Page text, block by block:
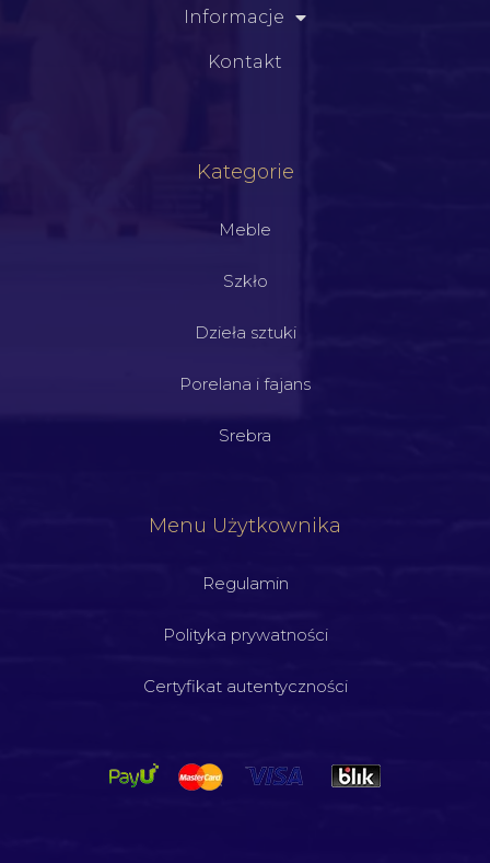
Informacje
Kontakt
Kategorie
Meble
Szkło
Dzieła sztuki
Porelana i fajans
Srebra
Menu Użytkownika
Regulamin
Polityka prywatności
Certyfikat autentyczności